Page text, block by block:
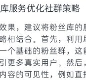
服务优化社群策略
果，建议将粉丝库的
相结合。首先，利用
个基础的粉丝群，这
更多真实用户。然后
容的可见性，例如直